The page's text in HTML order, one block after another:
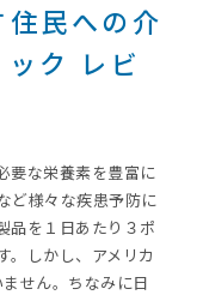
民への介
ク レビ
要な栄養素を豊富に
ど様々な疾患予防に
品を１日あたり３ポ
。しかし、アメリカ
せん。ちなみに日